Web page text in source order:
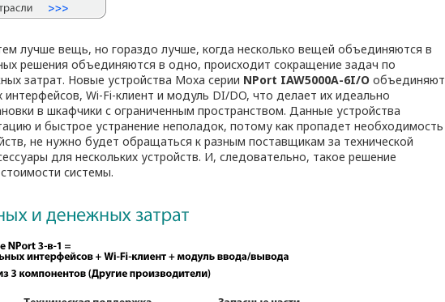
лучше вещь, но гораздо лучше, когда несколько вещей объединяются в
решения объединяются в одно, происходит сокращение задач по
затрат. Новые устройства Moxa серии NPort IAW5000A-6I/O объединяют
Wi-Fi-клиент и модуль DI/DO, что делает их идеально
в шкафчики с ограниченным пространством. Данные устройства
и быстрое устранение неполадок, потому как пропадет необходимость
не нужно будет обращаться к разным поставщикам за технической
для нескольких устройств. И, следовательно, такое решение
системы.